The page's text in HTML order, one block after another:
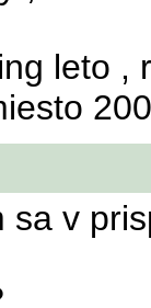
leto ,
sa v